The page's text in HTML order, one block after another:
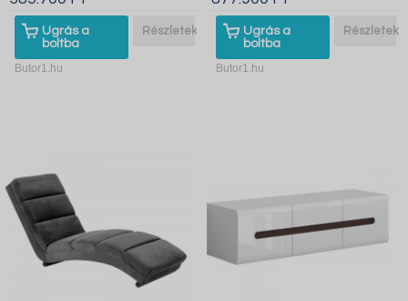
Ugrás a
boltba
Részletek
Butor1.hu
Ugrás a
boltba
Részletek
Butor1.hu